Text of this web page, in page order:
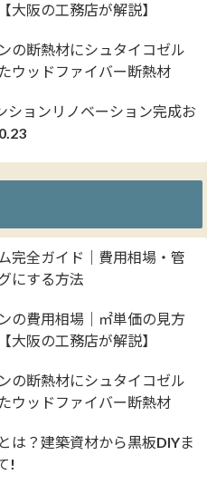
大阪の工務店が解説】
の断熱材にシュタイコゼル
ウッドファイバー断熱材
ションリノベーション完成お
完全ガイド｜費用相場・管
にする方法
の費用相場｜㎡単価の見方
大阪の工務店が解説】
の断熱材にシュタイコゼル
ウッドファイバー断熱材
は？建築資材から黒板DIYま
!